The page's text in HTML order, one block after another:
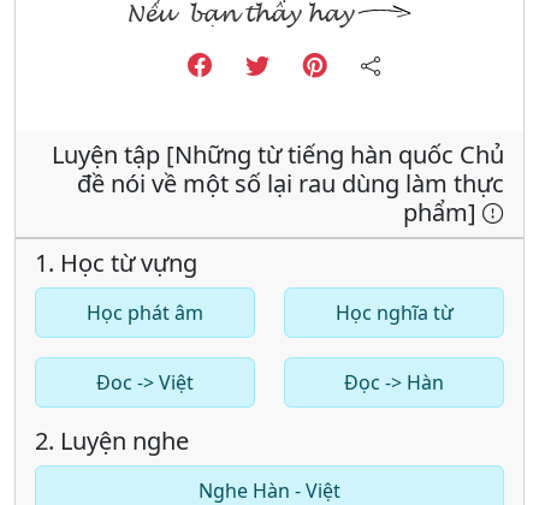
Luyện tập [Những từ tiếng hàn quốc Chủ
đề nói về một số lại rau dùng làm thực
phẩm]
1. Học từ vựng
Học phát âm Học nghĩa từ
Đoc -> Việt Đọc -> Hàn
2. Luyện nghe
Nghe Hàn - Việt